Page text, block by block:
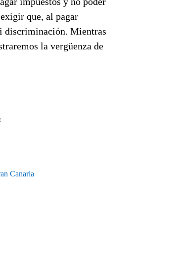
que, al pagar
discriminación. Mientras
la vergüenza de
Canaria